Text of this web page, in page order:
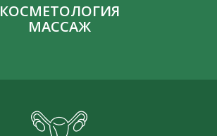
КОСМЕТОЛОГИЯ
МАССАЖ